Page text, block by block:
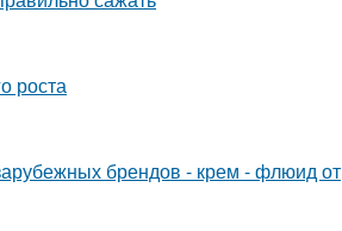
роста
брендов - крем - флюид от